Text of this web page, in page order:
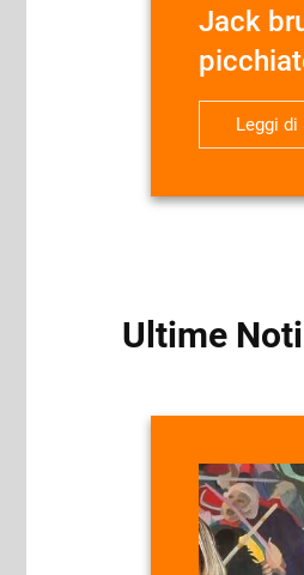
Jack
Leggi di
Ultime